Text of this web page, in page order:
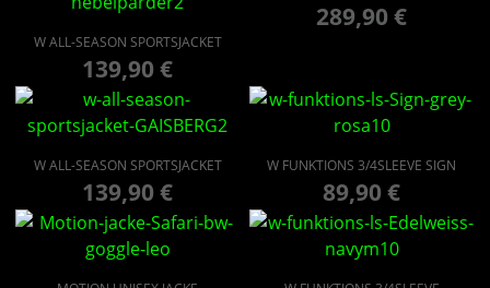
W ALL-SEASON SPORTSJACKET
139,90€
289,90€
W ALL-SEASON SPORTSJACKET
139,90€
W FUNKTIONS 3/4SLEEVE SIGN
89,90€